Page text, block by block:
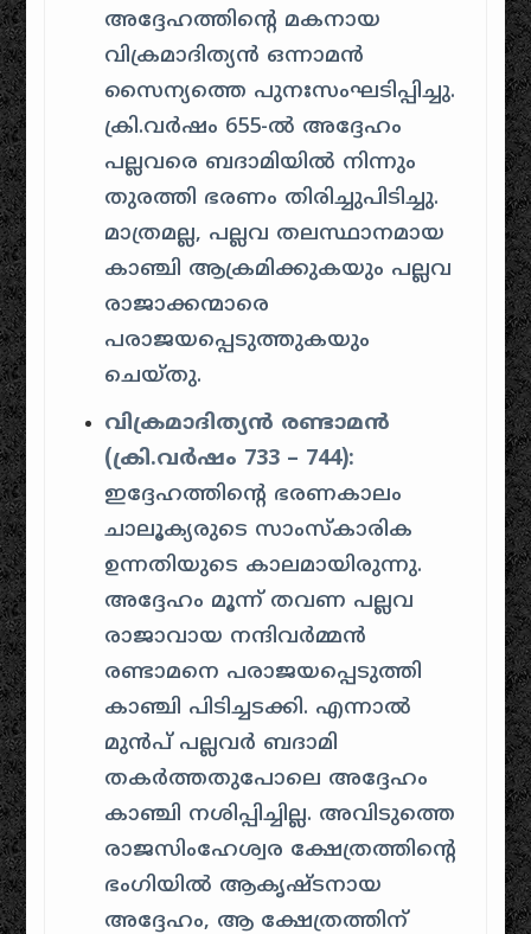
അദ്ദേഹത്തിന്റെ മകനായ
വിക്രമാദിത്യൻ ഒന്നാമൻ
സൈന്യത്തെ പുനഃസംഘടിപ്പിച്ചു.
ക്രി.വർഷം 655-ൽ അദ്ദേഹം
പല്ലവരെ ബദാമിയിൽ നിന്നും
തുരത്തി ഭരണം തിരിച്ചുപിടിച്ചു.
മാത്രമല്ല, പല്ലവ തലസ്ഥാനമായ
കാഞ്ചി ആക്രമിക്കുകയും പല്ലവ
രാജാക്കന്മാരെ
പരാജയപ്പെടുത്തുകയും
ചെയ്തു.
വിക്രമാദിത്യൻ രണ്ടാമൻ
(ക്രി.വർഷം 733 – 744):
ഇദ്ദേഹത്തിന്റെ ഭരണകാലം
ചാലൂക്യരുടെ സാംസ്കാരിക
ഉന്നതിയുടെ കാലമായിരുന്നു.
അദ്ദേഹം മൂന്ന് തവണ പല്ലവ
രാജാവായ നന്ദിവർമ്മൻ
രണ്ടാമനെ പരാജയപ്പെടുത്തി
കാഞ്ചി പിടിച്ചടക്കി. എന്നാൽ
മുൻപ് പല്ലവർ ബദാമി
തകർത്തതുപോലെ അദ്ദേഹം
കാഞ്ചി നശിപ്പിച്ചില്ല. അവിടുത്തെ
രാജസിംഹേശ്വര ക്ഷേത്രത്തിന്റെ
ഭംഗിയിൽ ആകൃഷ്ടനായ
അദ്ദേഹം, ആ ക്ഷേത്രത്തിന്